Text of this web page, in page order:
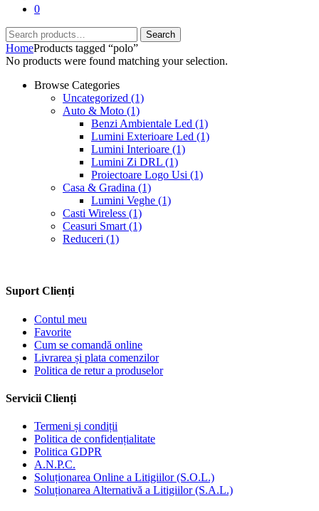
0
Search
for:
Search
HomeProducts tagged “polo”
No products were found matching your selection.
Browse Categories
Uncategorized (1)
Auto & Moto (1)
Benzi Ambientale Led (1)
Lumini Exterioare Led (1)
Lumini Interioare (1)
Lumini Zi DRL (1)
Proiectoare Logo Usi (1)
Casa & Gradina (1)
Lumini Veghe (1)
Casti Wireless (1)
Ceasuri Smart (1)
Reduceri (1)
Suport Clienți
Contul meu
Favorite
Cum se comandă online
Livrarea și plata comenzilor
Politica de retur a produselor
Servicii Clienți
Termeni și condiții
Politica de confidențialitate
Politica GDPR
A.N.P.C.
Soluționarea Online a Litigiilor (S.O.L.)
Soluționarea Alternativă a Litigiilor (S.A.L.)